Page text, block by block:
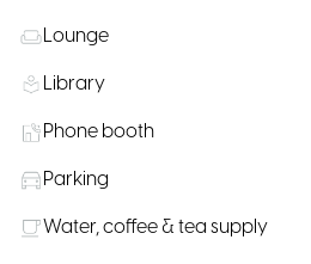
Lounge
Library
Phone booth
Parking
Water, coffee & tea supply